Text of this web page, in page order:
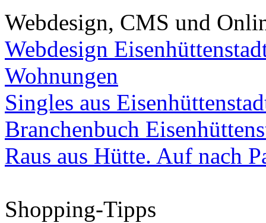
Webdesign, CMS und
Webdesign
Wohnungen
Singles aus
Branchenbuch
Raus aus Hütte. Auf nach
Shopping-Tipps